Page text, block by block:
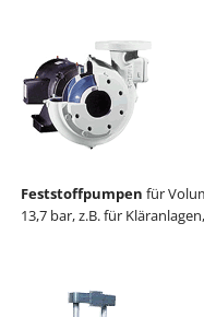
Feststoffpumpen für
13,7 bar, z.B. für